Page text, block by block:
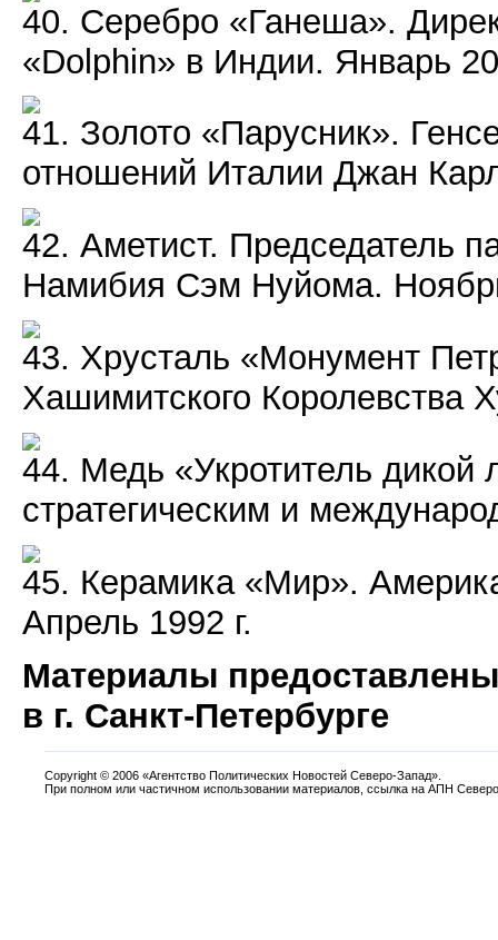
40. Серебро «Ганеша».
«Dolphin» в Индии. Январь
41. Золото «Парусник».
отношений Италии Джан
42. Аметист. Председатель
Намибия Сэм Нуйома.
43. Хрусталь «Монумент
Хашимитского Королевства
44. Медь «Укротитель дикой
стратегическим и
45. Керамика «Мир».
Апрель 1992 г.
Материалы
в г. Санкт-Петербурге
Copyright © 2006 «Агентство Политических Новостей Северо-Запад».
При полном или частичном использовании материалов, ссылка на АПН